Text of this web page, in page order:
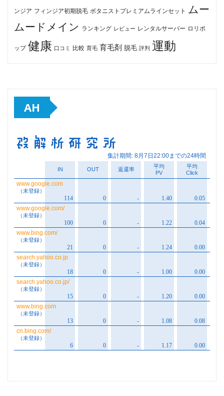
ンジア フィンジア初期脱毛 ボタニストプレミアムラインセット ムー
ムードメイン ランキング レビュー レンタルサーバー ロリポ
ップ 健康 口コミ 比較 育毛 育毛剤 脱毛 評判 運動
AH